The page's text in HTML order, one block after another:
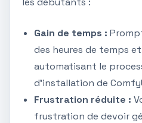
Gain de temps :
des heures de temps
automatisant le
d'installation de
Frustration réduite :
frustration de devoir